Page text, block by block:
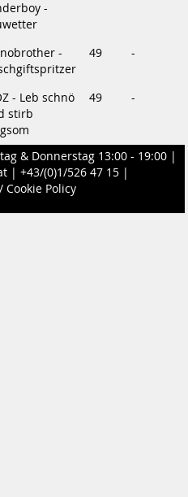
-
-
49 -
- Leb schnö
stirb
49 -
& Donnerstag 13:00 - 19:00 |
| +43/(0)1/526 47 15 |
Cookie Policy